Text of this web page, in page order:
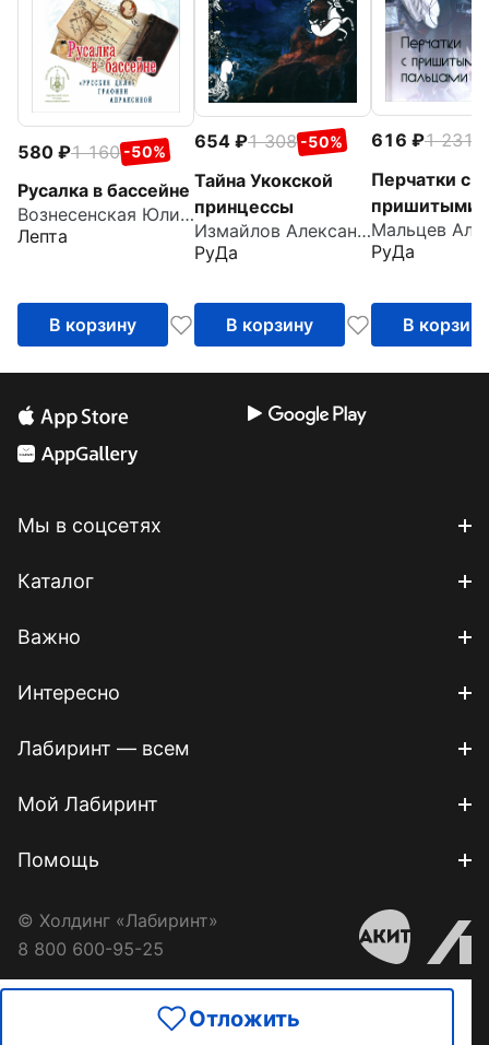
Отложить
580 1 160 -50%
Русалка в бассейне
Вознесенская Юлия Николаевна
Лепта
В корзину
654 1 308 -50%
Тайна Укокской
принцессы
Измайлов Александр
РуДа
В корзину
616 1 231
Перчатки с
пришитыми
пальцами
РуДа
В корзину
Мы в соцсетях
Каталог
Важно
Интересно
Лабиринт — всем
Мой Лабиринт
Помощь
© Холдинг «Лабиринт»
8 800 600-95-25